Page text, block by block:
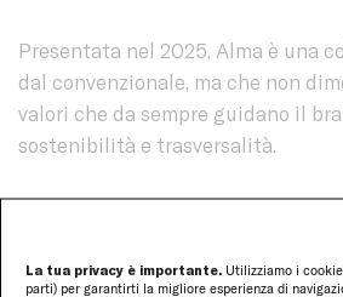
La tua privacy è importante. Utilizziamo i
parti) per garantirti la migliore esperienza di
Presentata nel 2025, Alma è una
dal convenzionale, ma che non
valori che da sempre guidano il
sostenibilità e trasversalità.
Dettagli tecnici costruttivi,
leggero e al tempo stesso